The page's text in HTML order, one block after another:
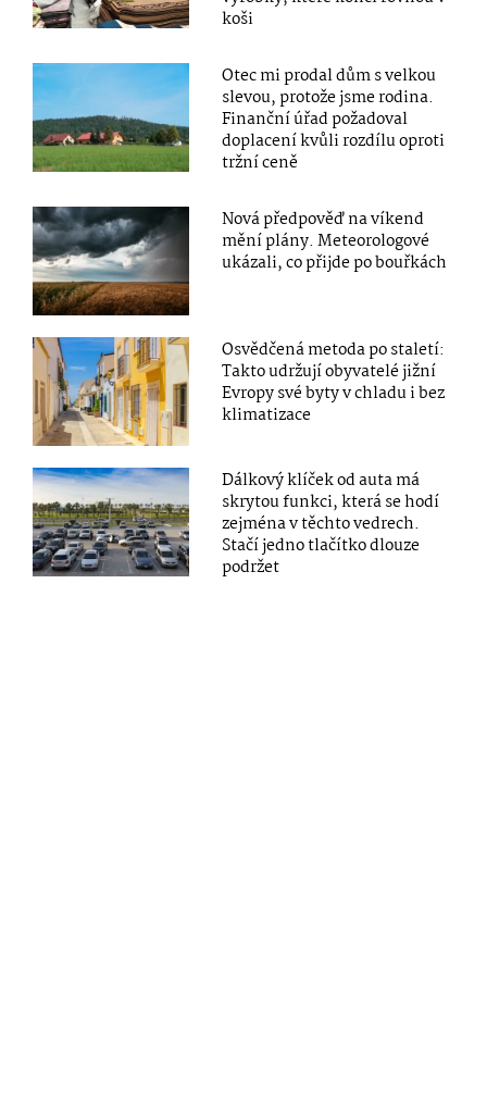
koši
Otec mi prodal dům s velkou
slevou, protože jsme rodina.
Finanční úřad požadoval
doplacení kvůli rozdílu oproti
tržní ceně
Nová předpověď na víkend
mění plány. Meteorologové
ukázali, co přijde po bouřkách
Osvědčená metoda po staletí:
Takto udržují obyvatelé jižní
Evropy své byty v chladu i bez
klimatizace
Dálkový klíček od auta má
skrytou funkci, která se hodí
zejména v těchto vedrech.
Stačí jedno tlačítko dlouze
podržet